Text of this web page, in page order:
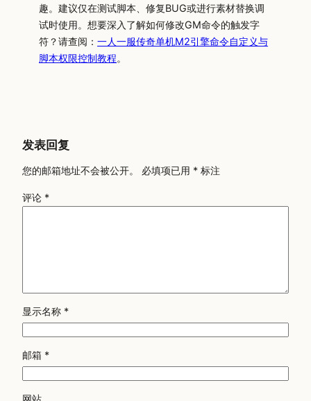
趣。建议仅在测试脚本、修复BUG或进行素材替换调
试时使用。想要深入了解如何修改GM命令的触发字
符？请查阅： 一人一服传奇单机M2引擎命令自定义与
脚本权限控制教程。
发表回复
您的邮箱地址不会被公开。 必填项已用 * 标注
评论 *
显示名称 *
邮箱 *